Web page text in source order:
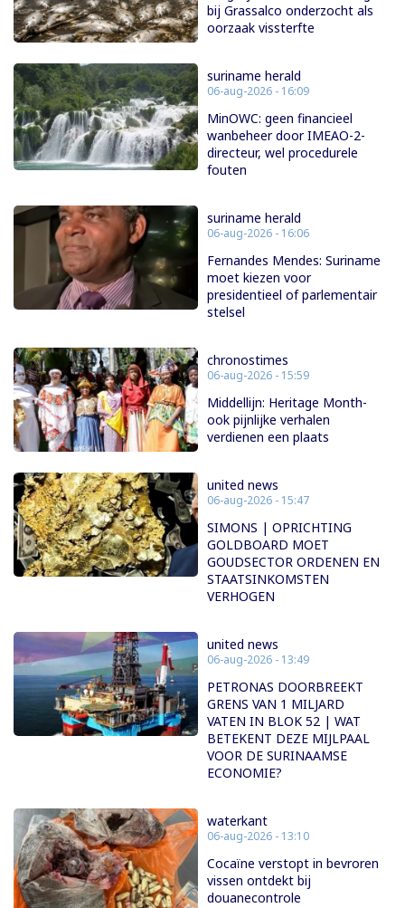
bij Grassalco onderzocht als
oorzaak vissterfte
suriname herald
06-aug-2026 - 16:09
MinOWC: geen financieel
wanbeheer door IMEAO-2-
directeur, wel procedurele
fouten
suriname herald
06-aug-2026 - 16:06
Fernandes Mendes: Suriname
moet kiezen voor
presidentieel of parlementair
stelsel
chronostimes
06-aug-2026 - 15:59
Middellijn: Heritage Month-
ook pijnlijke verhalen
verdienen een plaats
united news
06-aug-2026 - 15:47
SIMONS | OPRICHTING
GOLDBOARD MOET
GOUDSECTOR ORDENEN EN
STAATSINKOMSTEN
VERHOGEN
united news
06-aug-2026 - 13:49
PETRONAS DOORBREEKT
GRENS VAN 1 MILJARD
VATEN IN BLOK 52 | WAT
BETEKENT DEZE MIJLPAAL
VOOR DE SURINAAMSE
ECONOMIE?
waterkant
06-aug-2026 - 13:10
Cocaïne verstopt in bevroren
vissen ontdekt bij
douanecontrole